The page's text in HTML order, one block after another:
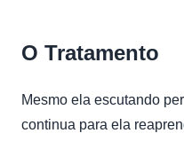
O Tratamento
Mesmo ela escutando
continua para ela